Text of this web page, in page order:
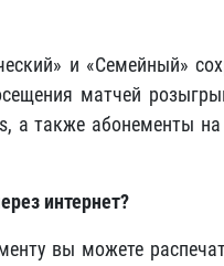
и «Семейный»
матчей
а также абонементы
интернет?
вы можете